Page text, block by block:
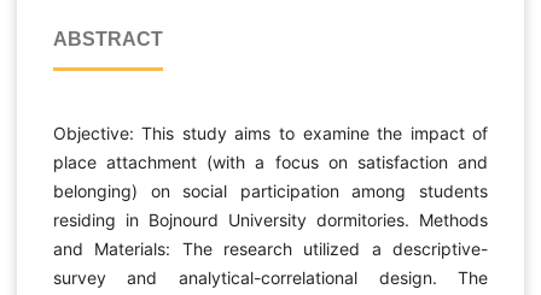
ABSTRACT
Objective: This study aims to examine the impact of
place attachment (with a focus on satisfaction and
belonging) on social participation among students
residing in Bojnourd University dormitories. Methods
and Materials: The research utilized a descriptive-
survey and analytical-correlational design. The